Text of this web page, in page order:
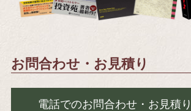
お問合わせ・お見積り
電話でのお問合わせ・お見積